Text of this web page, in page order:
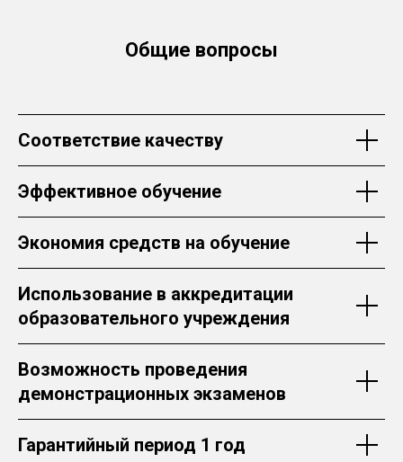
Общие вопросы
Соответствие качеству
Эффективное обучение
Экономия средств на обучение
Использование в аккредитации
образовательного учреждения
Возможность проведения
демонстрационных экзаменов
Гарантийный период 1 год